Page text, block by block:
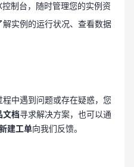
制台，随时管理您的实例资
实例的运行状况、查看数据
中遇到问题或存在疑惑，您
文档寻求解决方案，也可以通
建工单向我们反馈。